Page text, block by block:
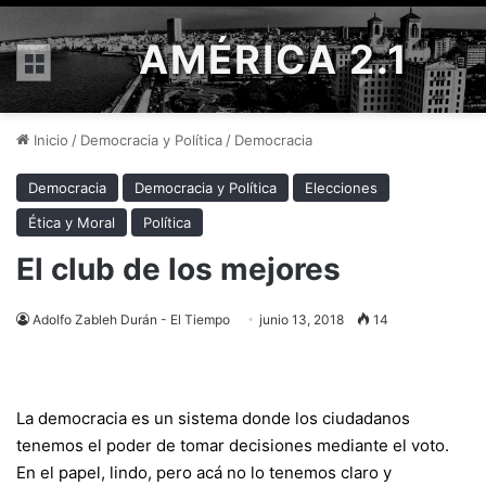
Menú AMÉRICA 2.1
Inicio / Democracia y Política / Democracia
Democracia Democracia y Política
Elecciones
Ética y Moral
Política
El club de los mejores
Adolfo Zableh Durán - El Tiempo junio 13, 2018 14
La democracia es un sistema donde los ciudadanos
tenemos el poder de tomar decisiones mediante el voto.
En el papel, lindo, pero acá no lo tenemos claro y